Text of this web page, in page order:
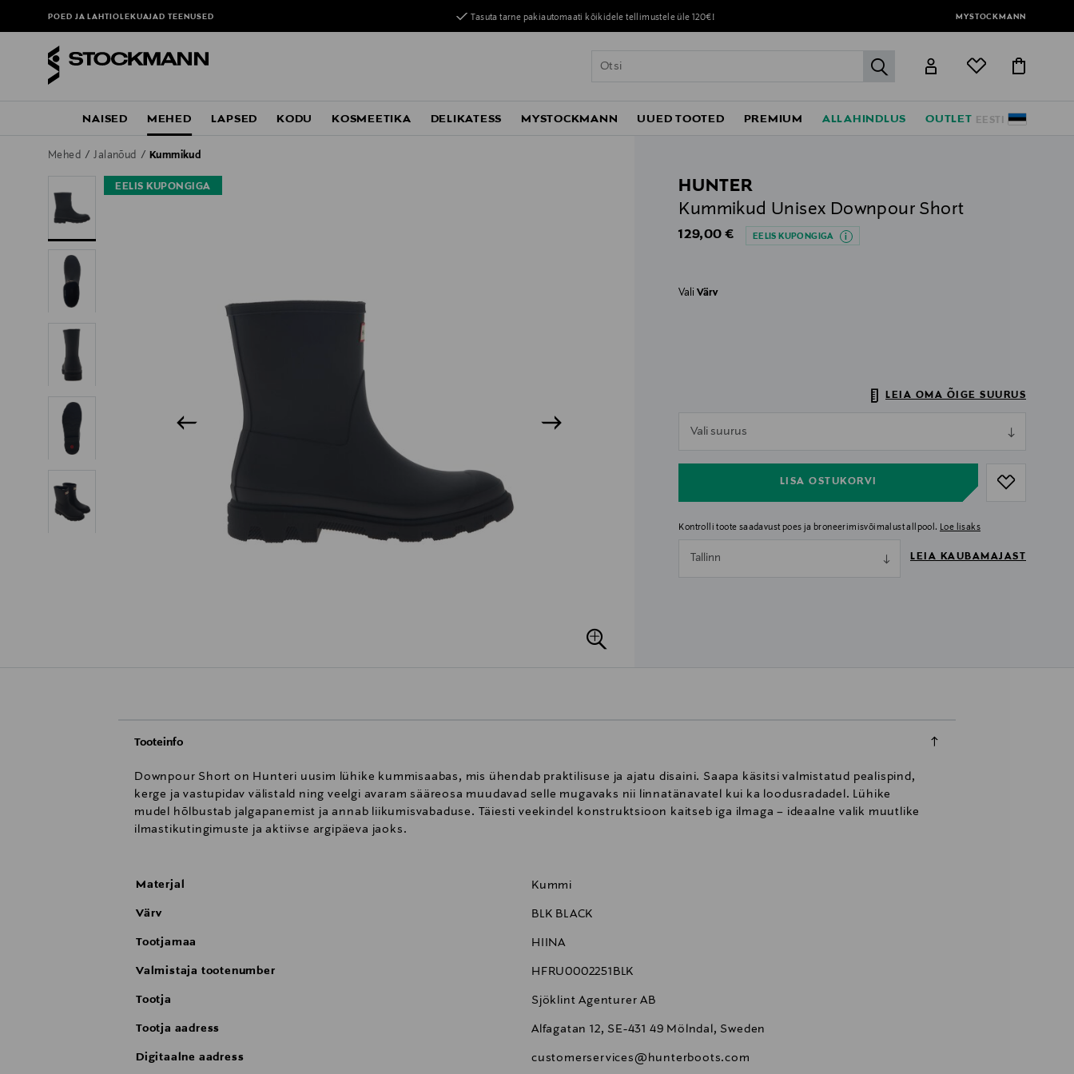
POED JA LAHTIOLEKUAJADTEENUSED Tasuta tarne pakiautomaati kõikidele tellimustele üle 120€! MYSTOCKMANN
label.header.go
EESTI
NAISED MEHED LAPSED KODU KOSMEETIKA DELIKATESS MYSTOCKMANN UUED TOOTED PREMIUM ALLAHINDLUS OUTLET
Mehed Jalanõud Kummikud
EELIS KUPONGIGA
HUNTER
Kummikud Unisex Downpour Short
Original Price
129,00 € EELIS KUPONGIGA
ValiVärv
LEIA OMA ÕIGE SUURUS
Vali suurus
LISA OSTUKORVI
Kontrolli toote saadavust poes ja broneerimisvõimalust allpool. Loe lisaks
Tallinn LEIA KAUBAMAJAST
Tooteinfo
Downpour Short on Hunteri uusim lühike kummisaabas, mis ühendab praktilisuse ja ajatu disaini. Saapa käsitsi valmistatud pealispind,
kerge ja vastupidav välistald ning veelgi avaram sääreosa muudavad selle mugavaks nii linnatänavatel kui ka loodusradadel. Lühike
mudel hõlbustab jalgapanemist ja annab liikumisvabaduse. Täiesti veekindel konstruktsioon kaitseb iga ilmaga – ideaalne valik muutlike
ilmastikutingimuste ja aktiivse argipäeva jaoks.
Materjal Kummi
Värv BLK BLACK
Tootjamaa HIINA
Valmistaja tootenumber HFRU0002251BLK
Tootja Sjöklint Agenturer AB
Tootja aadress Alfagatan 12, SE-431 49 Mölndal, Sweden
Digitaalne aadress customerservices@hunterboots.com